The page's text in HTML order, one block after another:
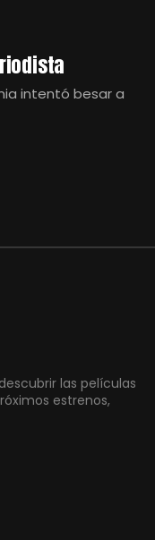
intentó besar a
las películas
estrenos,